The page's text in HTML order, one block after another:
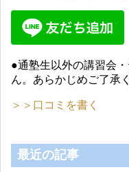
●通塾生以外の講習会
ん。あらかじめご了承
＞＞口コミを書く
最近の記事